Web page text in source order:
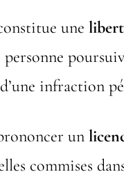
une
infraction
un
commises